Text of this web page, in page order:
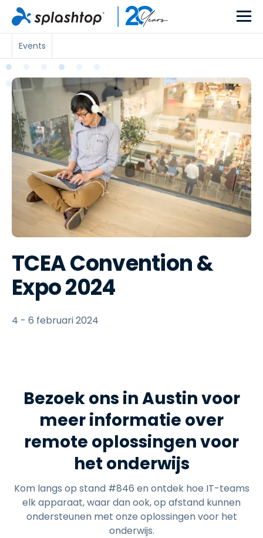
Events
TCEA Convention &
Expo 2024
4 - 6 februari 2024
Bezoek ons in Austin voor
meer informatie over
remote oplossingen voor
het onderwijs
Kom langs op stand #846 en ontdek hoe IT-teams
elk apparaat, waar dan ook, op afstand kunnen
ondersteunen met onze oplossingen voor het
onderwijs.